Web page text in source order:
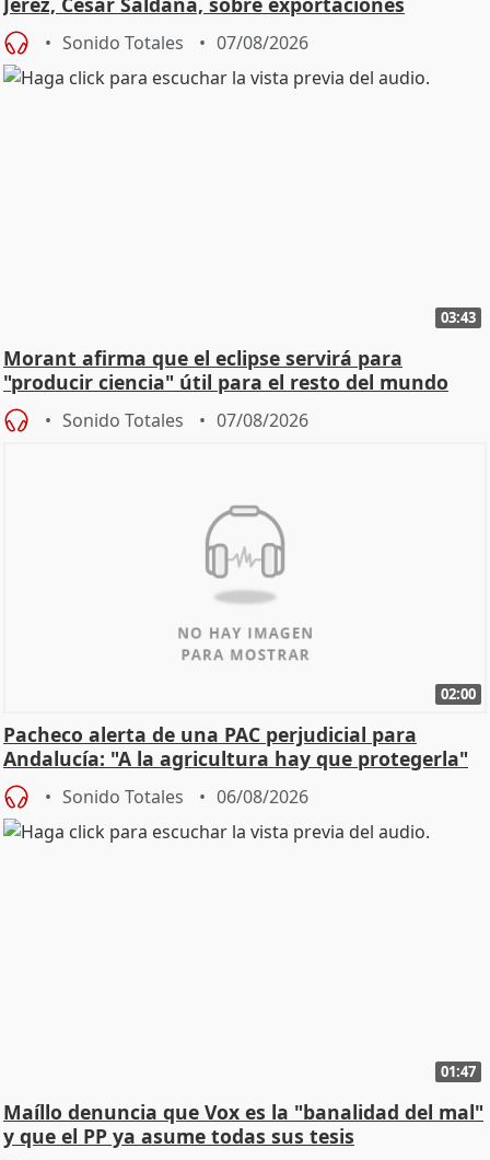
Sonido Totales 07/08/2026
03:43
Morant afirma que el eclipse servirá para
"producir ciencia" útil para el resto del mundo
Sonido Totales 07/08/2026
02:00
Pacheco alerta de una PAC perjudicial para
Andalucía: "A la agricultura hay que protegerla"
Sonido Totales 06/08/2026
01:47
Maíllo denuncia que Vox es la "banalidad del mal"
y que el PP ya asume todas sus tesis